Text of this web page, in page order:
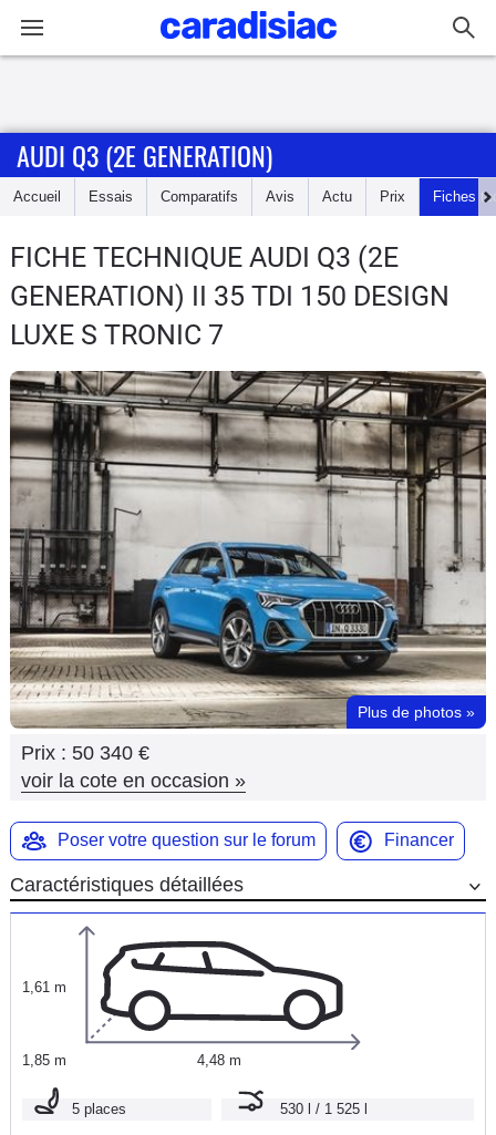
Accueil
Essais
Guide
d'achat
Electriques
Utilitaires
Flottes
Auto
Services
Forum
Moto
Marques
AUDI Q3 (2E GENERATION)
Accueil Essais Comparatifs Avis Actu Prix Fiches
FICHE TECHNIQUE AUDI Q3 (2E
GENERATION) II 35 TDI 150 DESIGN
LUXE S TRONIC 7
Plus de photos »
Prix : 50 340 €
voir la cote en occasion »
Poser votre question sur le forum Financer
Caractéristiques détaillées
1,61 m
1,85 m 4,48 m
5 places 530 l / 1 525 l